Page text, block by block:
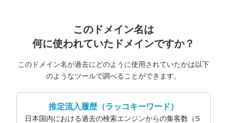
このドメイン名は
何に使われていたドメインですか？
このドメイン名が過去にどのように使用されていたかは以下
のようなツールで調べることができます。
推定流入履歴（ラッコキーワード）
日本国内における過去の検索エンジンからの集客数（S